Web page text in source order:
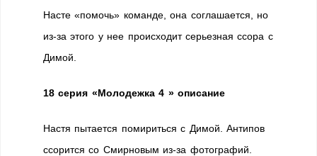
Насте «помочь» команде, она соглашается, но
из-за этого у нее происходит серьезная ссора с
Димой.
18 серия «Молодежка 4 » описание
Настя пытается помириться с Димой. Антипов
ссорится со Смирновым из-за фотографий.